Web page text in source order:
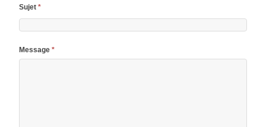
Sujet *
Message *